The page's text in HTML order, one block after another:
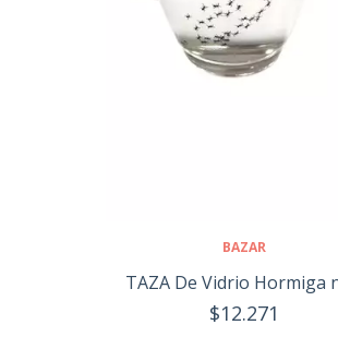
BAZAR
TAZA De Vidrio Hormiga
$12.271